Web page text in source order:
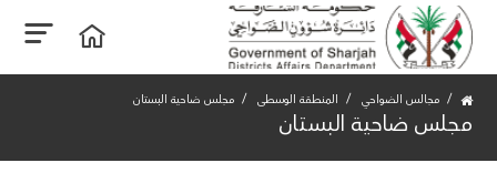
مجالس الضواحي المنطقة الوسطى مجلس ضاحية البستان
مجلس ضاحية البستان